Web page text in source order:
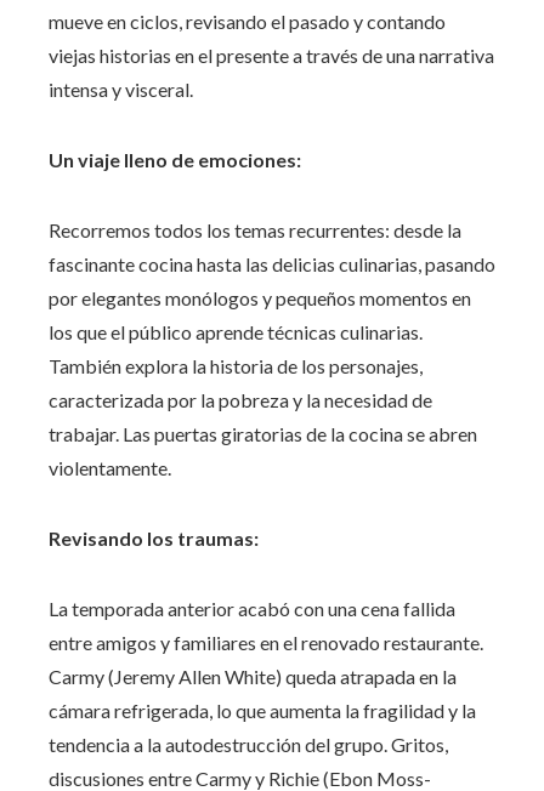
mueve en ciclos, revisando el pasado y contando
viejas historias en el presente a través de una narrativa
intensa y visceral.
Un viaje lleno de emociones:
Recorremos todos los temas recurrentes: desde la
fascinante cocina hasta las delicias culinarias, pasando
por elegantes monólogos y pequeños momentos en
los que el público aprende técnicas culinarias.
También explora la historia de los personajes,
caracterizada por la pobreza y la necesidad de
trabajar. Las puertas giratorias de la cocina se abren
violentamente.
Revisando los traumas:
La temporada anterior acabó con una cena fallida
entre amigos y familiares en el renovado restaurante.
Carmy (Jeremy Allen White) queda atrapada en la
cámara refrigerada, lo que aumenta la fragilidad y la
tendencia a la autodestrucción del grupo. Gritos,
discusiones entre Carmy y Richie (Ebon Moss-